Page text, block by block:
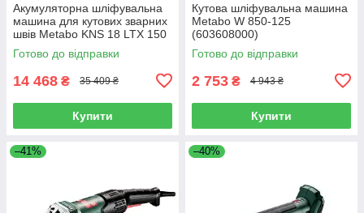
Акумуляторна шліфувальна
машина для кутових зварних
швів Metabo KNS 18 LTX 150
Inox Каркас (600191850)
Готово до відправки
14 468 ₴ 35 409 ₴
Купити
Кутова шліфувальна машина
Metabo W 850-125
(603608000)
Готово до відправки
2 753 ₴ 4 943 ₴
Купити
–41% –40%